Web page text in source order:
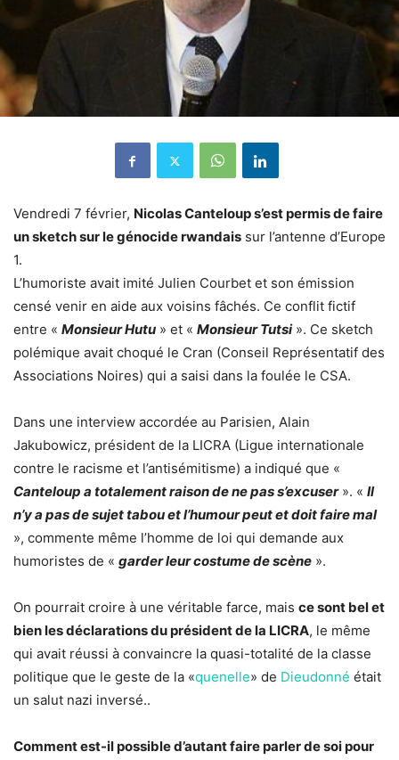
Vendredi 7 février, Nicolas Canteloup s’est permis de faire
un sketch sur le génocide rwandais sur l’antenne d’Europe
1.
L’humoriste avait imité Julien Courbet et son émission
censé venir en aide aux voisins fâchés. Ce conflit fictif
entre « Monsieur Hutu » et « Monsieur Tutsi ». Ce sketch
polémique avait choqué le Cran (Conseil Représentatif des
Associations Noires) qui a saisi dans la foulée le CSA.
Dans une interview accordée au Parisien, Alain
Jakubowicz, président de la LICRA (Ligue internationale
contre le racisme et l’antisémitisme) a indiqué que «
Canteloup a totalement raison de ne pas s’excuser ». « Il
n’y a pas de sujet tabou et l’humour peut et doit faire mal
», commente même l’homme de loi qui demande aux
humoristes de « garder leur costume de scène ».
On pourrait croire à une véritable farce, mais ce sont bel et
bien les déclarations du président de la LICRA, le même
qui avait réussi à convaincre la quasi-totalité de la classe
politique que le geste de la «quenelle» de Dieudonné était
un salut nazi inversé..
Comment est-il possible d’autant faire parler de soi pour